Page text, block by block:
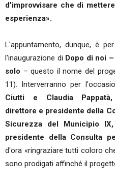
d'improvvisare che di
esperienza».
L'appuntamento, dunque, è
l'inaugurazione di Dopo di noi
solo – questo il nome del
11). Interverranno per
Ciutti e Claudia Pappatà,
direttore e presidente della
Sicurezza del Municipio IX,
presidente della Consulta
d'ora «ringraziare tutti coloro
sono prodigati affinché il